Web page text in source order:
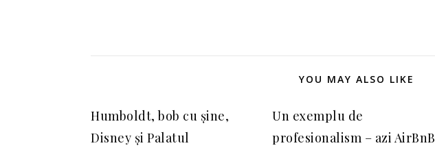
YOU MAY ALSO LIKE
Humboldt, bob cu șine,
Disney și Palatul
Un exemplu de
profesionalism – azi AirBnB